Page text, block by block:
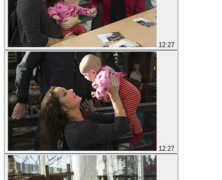
12:27
12:27